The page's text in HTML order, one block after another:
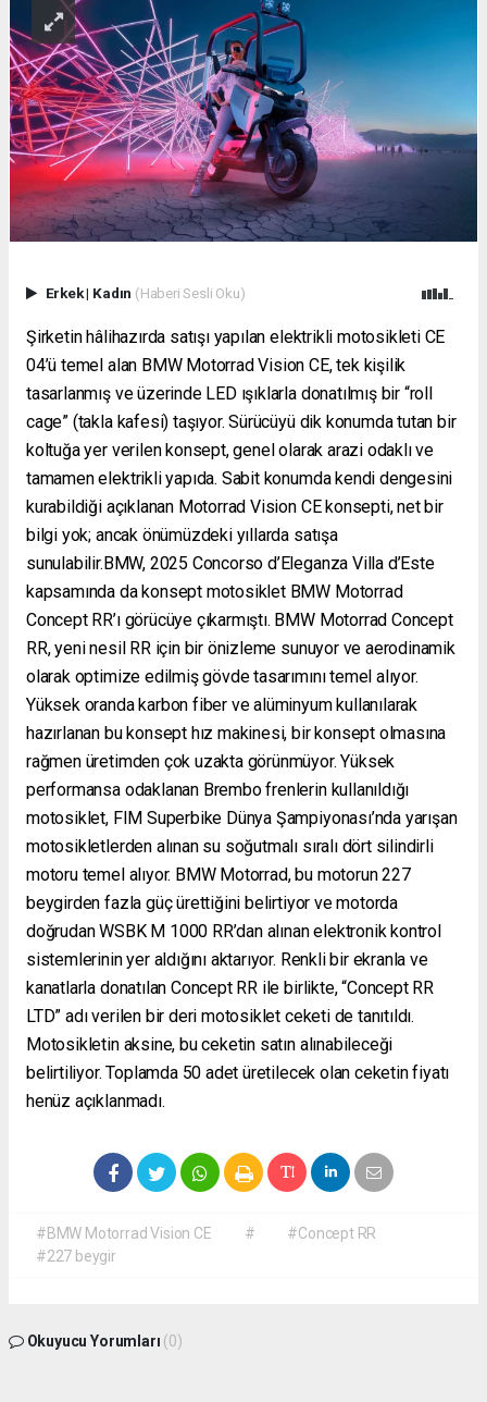
Erkek| Kadın (Haberi Sesli Oku)
Şirketin hâlihazırda satışı yapılan elektrikli motosikleti CE
04’ü temel alan BMW Motorrad Vision CE, tek kişilik
tasarlanmış ve üzerinde LED ışıklarla donatılmış bir “roll
cage” (takla kafesi) taşıyor. Sürücüyü dik konumda tutan bir
koltuğa yer verilen konsept, genel olarak arazi odaklı ve
tamamen elektrikli yapıda. Sabit konumda kendi dengesini
kurabildiği açıklanan Motorrad Vision CE konsepti, net bir
bilgi yok; ancak önümüzdeki yıllarda satışa
sunulabilir.BMW, 2025 Concorso d’Eleganza Villa d’Este
kapsamında da konsept motosiklet BMW Motorrad
Concept RR’ı görücüye çıkarmıştı. BMW Motorrad Concept
RR, yeni nesil RR için bir önizleme sunuyor ve aerodinamik
olarak optimize edilmiş gövde tasarımını temel alıyor.
Yüksek oranda karbon fiber ve alüminyum kullanılarak
hazırlanan bu konsept hız makinesi, bir konsept olmasına
rağmen üretimden çok uzakta görünmüyor. Yüksek
performansa odaklanan Brembo frenlerin kullanıldığı
motosiklet, FIM Superbike Dünya Şampiyonası’nda yarışan
motosikletlerden alınan su soğutmalı sıralı dört silindirli
motoru temel alıyor. BMW Motorrad, bu motorun 227
beygirden fazla güç ürettiğini belirtiyor ve motorda
doğrudan WSBK M 1000 RR’dan alınan elektronik kontrol
sistemlerinin yer aldığını aktarıyor. Renkli bir ekranla ve
kanatlarla donatılan Concept RR ile birlikte, “Concept RR
LTD” adı verilen bir deri motosiklet ceketi de tanıtıldı.
Motosikletin aksine, bu ceketin satın alınabileceği
belirtiliyor. Toplamda 50 adet üretilecek olan ceketin fiyatı
henüz açıklanmadı.
#BMW Motorrad Vision CE #
#Concept RR
#227 beygir
Okuyucu Yorumları (0)